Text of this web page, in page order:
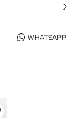
WHATSAPP